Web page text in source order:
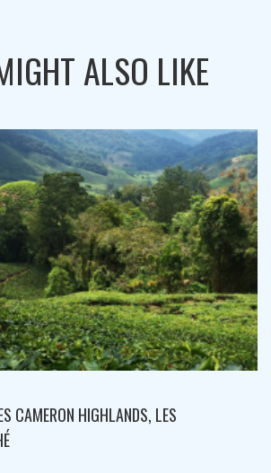
ALSO LIKE
ET GEORGE TOWN